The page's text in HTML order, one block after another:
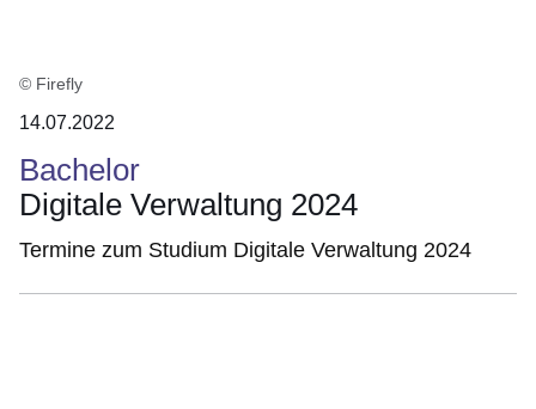
© Firefly
14.07.2022
Bachelor
Digitale Verwaltung 2024
Termine zum Studium Digitale Verwaltung 2024